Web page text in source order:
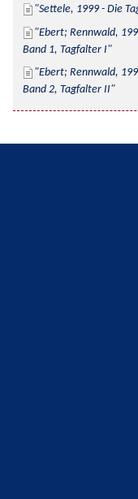
Settele, 1999 - Die
Ebert; Rennwald,
Band 1, Tagfalter I
Ebert; Rennwald,
Band 2, Tagfalter II